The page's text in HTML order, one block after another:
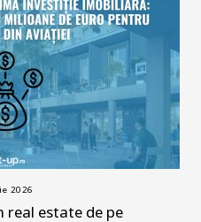
2026
real estate de pe